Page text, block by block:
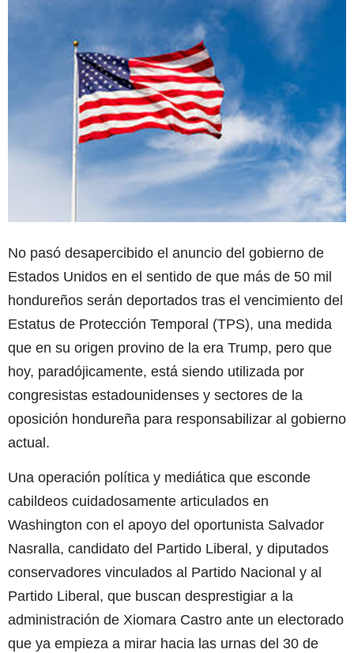
No pasó desapercibido el anuncio del gobierno de
Estados Unidos en el sentido de que más de 50 mil
hondureños serán deportados tras el vencimiento del
Estatus de Protección Temporal (TPS), una medida
que en su origen provino de la era Trump, pero que
hoy, paradójicamente, está siendo utilizada por
congresistas estadounidenses y sectores de la
oposición hondureña para responsabilizar al gobierno
actual.
Una operación política y mediática que esconde
cabildeos cuidadosamente articulados en
Washington con el apoyo del oportunista Salvador
Nasralla, candidato del Partido Liberal, y diputados
conservadores vinculados al Partido Nacional y al
Partido Liberal, que buscan desprestigiar a la
administración de Xiomara Castro ante un electorado
que ya empieza a mirar hacia las urnas del 30 de